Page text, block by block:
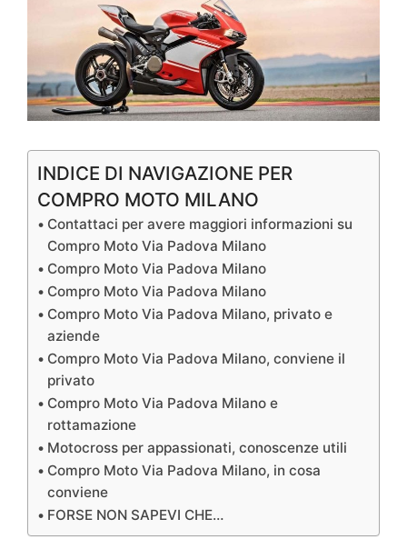
INDICE DI NAVIGAZIONE PER
COMPRO MOTO MILANO
Contattaci per avere maggiori informazioni su
Compro Moto Via Padova Milano
Compro Moto Via Padova Milano
Compro Moto Via Padova Milano
Compro Moto Via Padova Milano, privato e
aziende
Compro Moto Via Padova Milano, conviene il
privato
Compro Moto Via Padova Milano e
rottamazione
Motocross per appassionati, conoscenze utili
Compro Moto Via Padova Milano, in cosa
conviene
FORSE NON SAPEVI CHE…